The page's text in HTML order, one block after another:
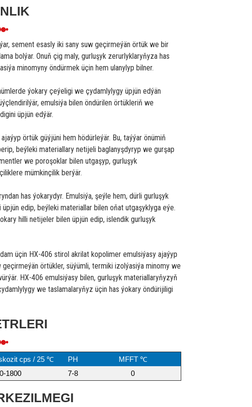
sement esasly iki sany suw geçirmeýän örtük we bir
bolýar. Onuň çig maly, gurluşyk zerurlyklaryňyza has
minomyny öndürmek üçin hem ulanylyp bilner.
ýokary çeýeligi we çydamlylygy üpjün edýän
emulsiýa bilen öndürilen örtükleriň we
üpjün edýär.
örtük güýjüni hem hödürleýär. Bu, taýýar önümiň
beýleki materiallary netijeli baglanyşdyryp we gurşap
we poroşoklar bilen utgaşyp, gurluşyk
mümkinçilik berýär.
has ýokarydyr. Emulsiýa, şeýle hem, dürli gurluşyk
edip, beýleki materiallar bilen oňat utgaşyklyga eýe.
hilli netijeler bilen üpjün edip, islendik gurluşyk
üçin HX-406 stirol akrilat kopolimer emulsiýasy ajaýyp
örtükler, süýümli, termiki izolýasiýa minomy we
HX-406 emulsiýasy bilen, gurluşyk materiallaryňyzyň
we taslamalaryňyz üçin has ýokary öndürijiligi
cps / 25 ℃ PH
MFFT ℃
1800 7-8 0